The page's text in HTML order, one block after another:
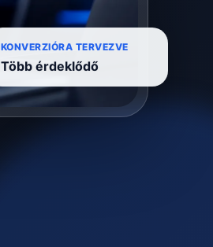
KONVERZIÓRA TERVEZVE
Több érdeklődő